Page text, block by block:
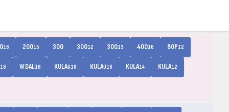
16 20015 300 30012 30013 40016 80P12
16 W DAL16 KULAU18 KULAU16 KULA14 KULA12